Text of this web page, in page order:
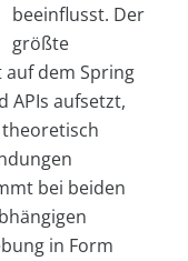
beeinflusst. Der
größte
auf dem Spring
APIs aufsetzt,
bei beiden
in Form